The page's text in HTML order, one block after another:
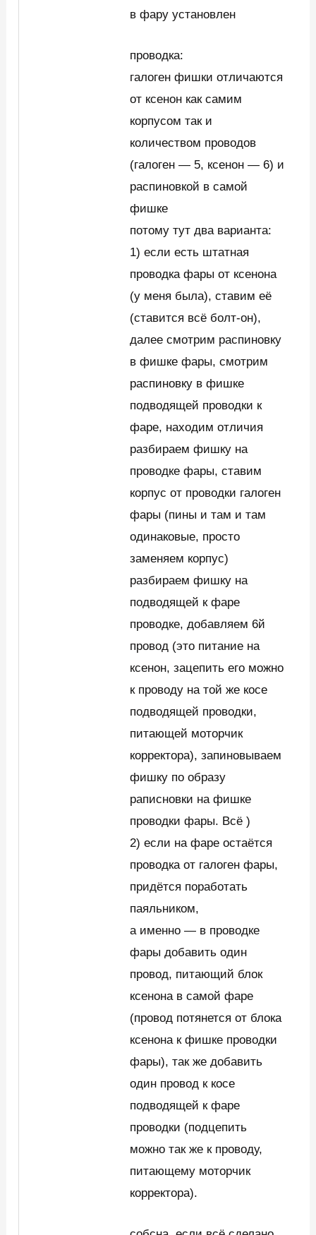
в фару установлен
проводка:
галоген фишки отличаются
от ксенон как самим
корпусом так и
количеством проводов
(галоген — 5, ксенон — 6) и
распиновкой в самой
фишке
потому тут два варианта:
1) если есть штатная
проводка фары от ксенона
(у меня была), ставим её
(ставится всё болт-он),
далее смотрим распиновку
в фишке фары, смотрим
распиновку в фишке
подводящей проводки к
фаре, находим отличия
разбираем фишку на
проводке фары, ставим
корпус от проводки галоген
фары (пины и там и там
одинаковые, просто
заменяем корпус)
разбираем фишку на
подводящей к фаре
проводке, добавляем 6й
провод (это питание на
ксенон, зацепить его можно
к проводу на той же косе
подводящей проводки,
питающей моторчик
корректора), запиновываем
фишку по образу
раписновки на фишке
проводки фары. Всё )
2) если на фаре остаётся
проводка от галоген фары,
придётся поработать
паяльником,
а именно — в проводке
фары добавить один
провод, питающий блок
ксенона в самой фаре
(провод потянется от блока
ксенона к фишке проводки
фары), так же добавить
один провод к косе
подводящей к фаре
проводки (подцепить
можно так же к проводу,
питающему моторчик
корректора).